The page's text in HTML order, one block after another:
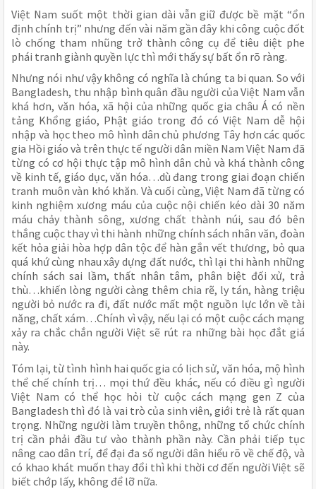
Việt Nam suốt một thời gian dài vẫn giữ được bề mặt “ổn
định chính trị” nhưng đến vài năm gần đây khi công cuộc đốt
lò chống tham nhũng trở thành công cụ để tiêu diệt phe
phái tranh giành quyền lực thì mới thấy sự bất ổn rõ ràng.
Nhưng nói như vậy không có nghĩa là chúng ta bi quan. So với
Bangladesh, thu nhập bình quân đầu người của Việt Nam vẫn
khá hơn, văn hóa, xã hội của những quốc gia châu Á có nền
tảng Khổng giáo, Phật giáo trong đó có Việt Nam dễ hội
nhập và học theo mô hình dân chủ phương Tây hơn các quốc
gia Hồi giáo và trên thực tế người dân miền Nam Việt Nam đã
từng có cơ hội thực tập mô hình dân chủ và khá thành công
về kinh tế, giáo dục, văn hóa…dù đang trong giai đoạn chiến
tranh muôn vàn khó khăn. Và cuối cùng, Việt Nam đã từng có
kinh nghiệm xương máu của cuộc nội chiến kéo dài 30 năm
máu chảy thành sông, xương chất thành núi, sau đó bên
thắng cuộc thay vì thi hành những chính sách nhân văn, đoàn
kết hỏa giải hòa hợp dân tộc để hàn gắn vết thương, bỏ qua
quá khứ cùng nhau xây dựng đất nước, thì lại thi hành những
chính sách sai lầm, thất nhân tâm, phân biệt đối xử, trả
thù…khiến lòng người càng thêm chia rẽ, ly tán, hàng triệu
người bỏ nước ra đi, đất nước mất một nguồn lực lớn về tài
năng, chất xám…Chính vì vậy, nếu lại có một cuộc cách mạng
xảy ra chắc chắn người Việt sẽ rút ra những bài học đắt giá
này.
Tóm lại, từ tình hình hai quốc gia có lịch sử, văn hóa, mộ hình
thể chế chính trị… mọi thứ đều khác, nếu có điều gì người
Việt Nam có thể học hỏi từ cuộc cách mạng gen Z của
Bangladesh thì đó là vai trò của sinh viên, giới trẻ là rất quan
trọng. Những người làm truyền thông, những tổ chức chính
trị cần phải đầu tư vào thành phần này. Cần phải tiếp tục
nâng cao dân trí, để đại đa số người dân hiểu rõ về chế độ, và
có khao khát muốn thay đổi thì khi thời cơ đến người Việt sẽ
biết chớp lấy, không để lỡ nữa.